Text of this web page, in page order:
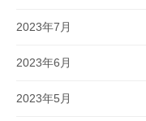
2023年7月
2023年6月
2023年5月